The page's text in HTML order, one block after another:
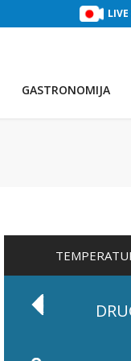
TREĆE JEZERO LIVE
GASTRONOMIJA